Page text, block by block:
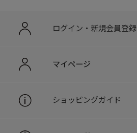
ログイン・新規会員登録
マイページ
ショッピングガイド